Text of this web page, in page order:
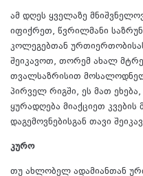
ამ დღეს ყველაზე
იფიქრეთ, წვრილმანი
კოლეგებთან
შეიკავოთ, თორემ ახალ
თვალსაზრისით
პირველ რიგში, ეს მათ
ყურადღება მიაქციეთ კვების
დაგემოვნებისგან თავი
კურო
თუ ახლობელ ადამიანთან